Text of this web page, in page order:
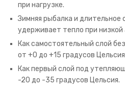
при нагрузке.
Зимняя рыбалка и
удерживает тепло при низкой
Как самостоятельный слой
от +0 до +15 градусов
Как первый слой под
-20 до -35 градусов Цельсия.